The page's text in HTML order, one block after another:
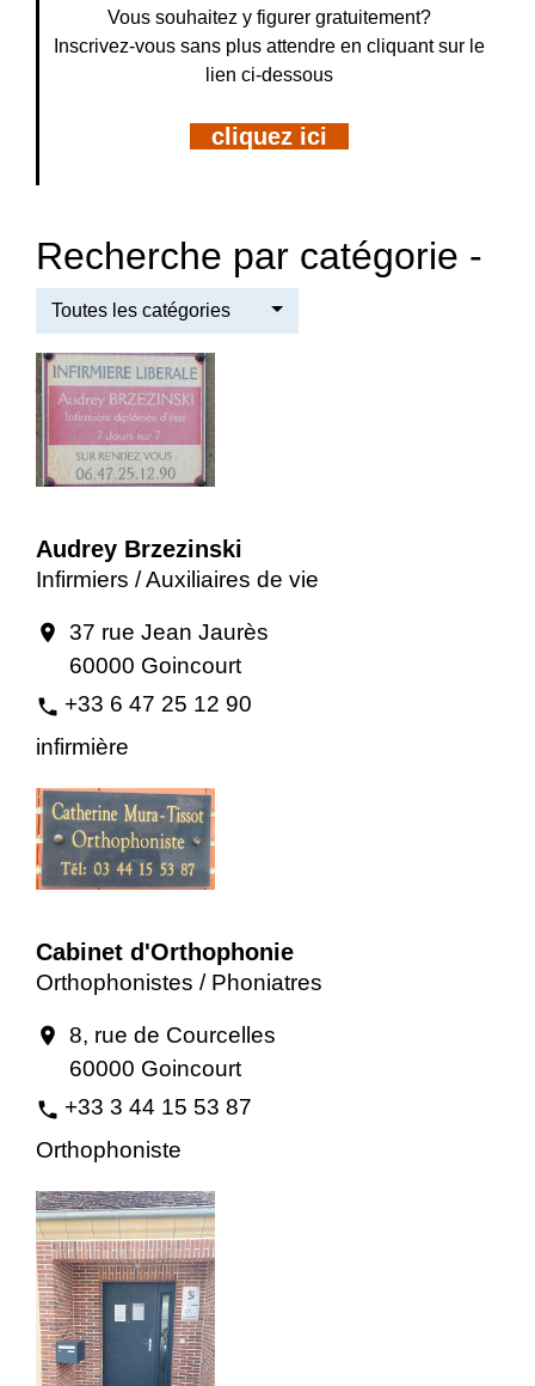
Vous souhaitez y figurer gratuitement?
Inscrivez-vous sans plus attendre en cliquant sur le
lien ci-dessous
cliquez ici
Recherche par catégorie -
Toutes les catégories
Audrey Brzezinski
Infirmiers / Auxiliaires de vie
location_on 37 rue Jean Jaurès
60000 Goincourt
phone +33 6 47 25 12 90
infirmière
Cabinet d'Orthophonie
Orthophonistes / Phoniatres
location_on 8, rue de Courcelles
60000 Goincourt
phone +33 3 44 15 53 87
Orthophoniste